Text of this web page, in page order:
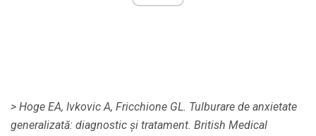
> Hoge EA, Ivkovic A, Fricchione GL. Tulburare de anxietate
generalizată: diagnostic și tratament. British Medical